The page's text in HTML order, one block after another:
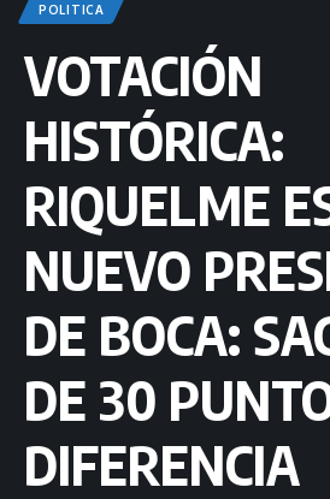
POLITICA
VOTACIÓN
HISTÓRICA:
RIQUELME
NUEVO
DE BOCA:
DE 30
DIFERENCIA